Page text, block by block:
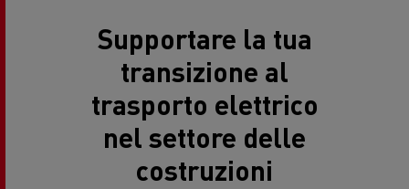
Supportare la tua
transizione al
trasporto elettrico
nel settore delle
costruzioni